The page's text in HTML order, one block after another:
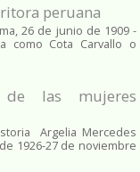
peruana
26 de junio de 1909 -
como Cota Carvallo o
de las mujeres
Argelia Mercedes
1926-27 de noviembre